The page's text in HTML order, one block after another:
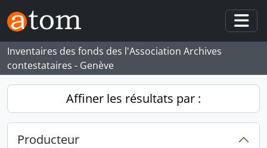
Skip to main content
Inventaires des fonds des l'Association Archives
contestataires - Genève
Affiner les résultats par :
Producteur